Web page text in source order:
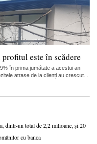
este în scădere
în prima jumătate a acestui an
atrase de la clienți au crescut...
dintr-un total de 2,2 milioane, și 20
cu banca